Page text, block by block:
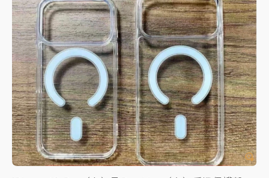
中信慈善基金會想增加董事人數！辜仲諒向法院聲請遭
駁 理由曝光
故宮《龍藏經》特展第2檔！今線上預約開賣一度塞車
周六起展出延長至晚上7時
台東農業處長涉圖利渡假村！東檢抗告成功 今重開羈
押庭
父親節泡湯了！中颱白海豚雨彈轟3天 「紅到發紫」降
雨熱區曝